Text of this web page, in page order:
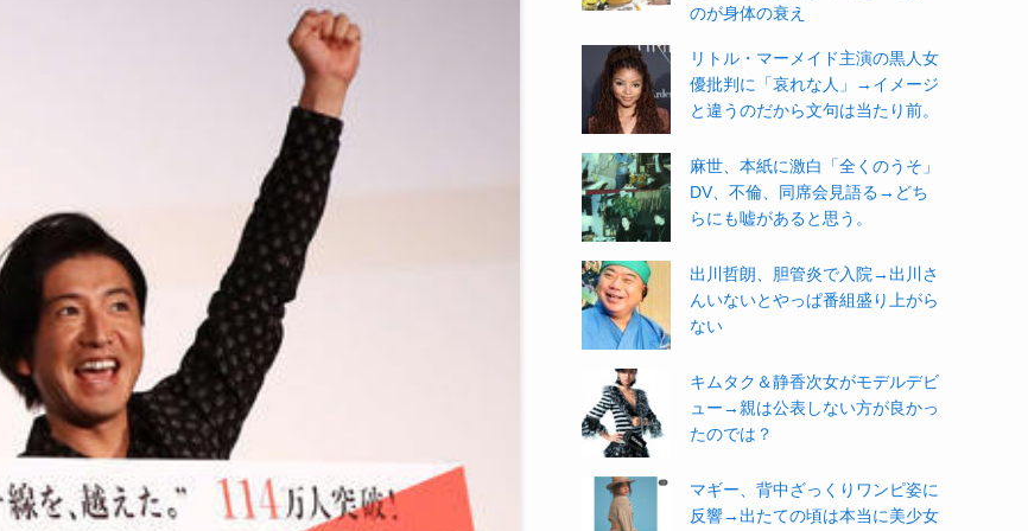
のが身体の衰え
リトル・マーメイド主演の黒人女
優批判に「哀れな人」→イメージ
と違うのだから文句は当たり前。
麻世、本紙に激白「全くのうそ」
DV、不倫、同席会見語る→どち
らにも嘘があると思う。
出川哲朗、胆管炎で入院→出川さ
んいないとやっぱ番組盛り上がら
ない
キムタク＆静香次女がモデルデビ
ュー→親は公表しない方が良かっ
たのでは？
マギー、背中ざっくりワンピ姿に
反響→出たての頃は本当に美少女